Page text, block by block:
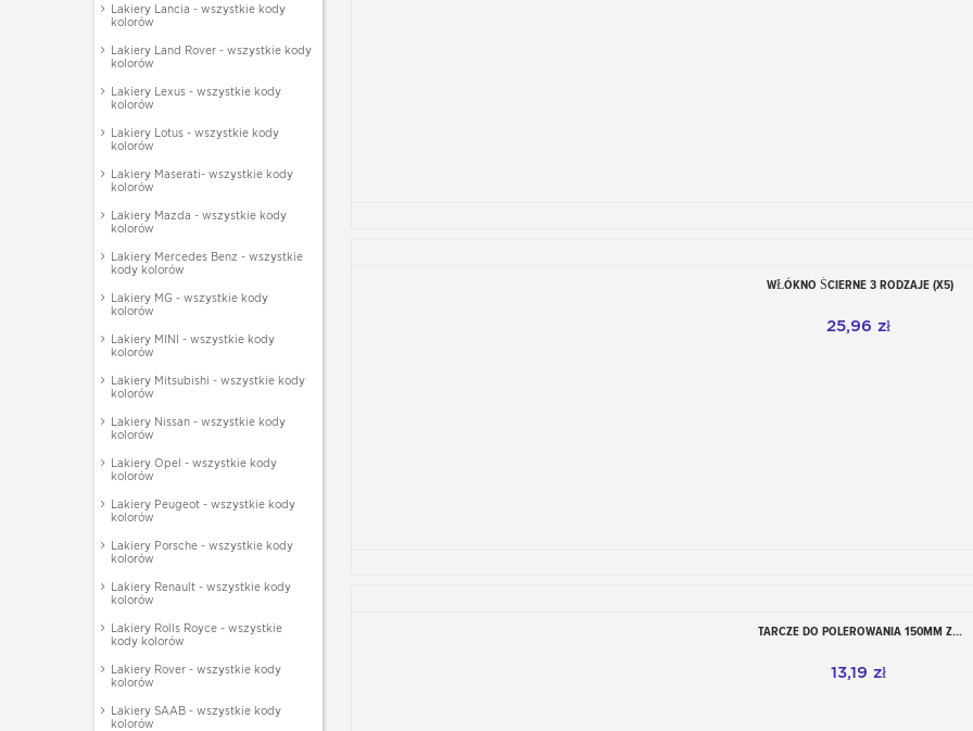
Lakiery Lancia - wszystkie kody
kolorów
Lakiery Land Rover - wszystkie kody
kolorów
Lakiery Lexus - wszystkie kody
kolorów
Lakiery Lotus - wszystkie kody
kolorów
Lakiery Maserati- wszystkie kody
kolorów
Lakiery Mazda - wszystkie kody
kolorów
Lakiery Mercedes Benz - wszystkie
kody kolorów
Lakiery MG - wszystkie kody
kolorów
Lakiery MINI - wszystkie kody
kolorów
Lakiery Mitsubishi - wszystkie kody
kolorów
Lakiery Nissan - wszystkie kody
kolorów
Lakiery Opel - wszystkie kody
kolorów
Lakiery Peugeot - wszystkie kody
kolorów
Lakiery Porsche - wszystkie kody
kolorów
Lakiery Renault - wszystkie kody
kolorów
Lakiery Rolls Royce - wszystkie
kody kolorów
Lakiery Rover - wszystkie kody
kolorów
Lakiery SAAB - wszystkie kody
kolorów
Dodaj do koszyka
WŁÓKNO ŚCIERNE 3 RODZAJE (X5)
25,96 zł
Dodaj do koszyka
TARCZE DO POLEROWANIA 150MM Z...
13,19 zł